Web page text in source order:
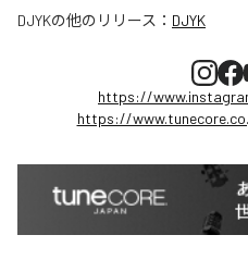
DJYKの他のリリース： DJYK
https://
https://